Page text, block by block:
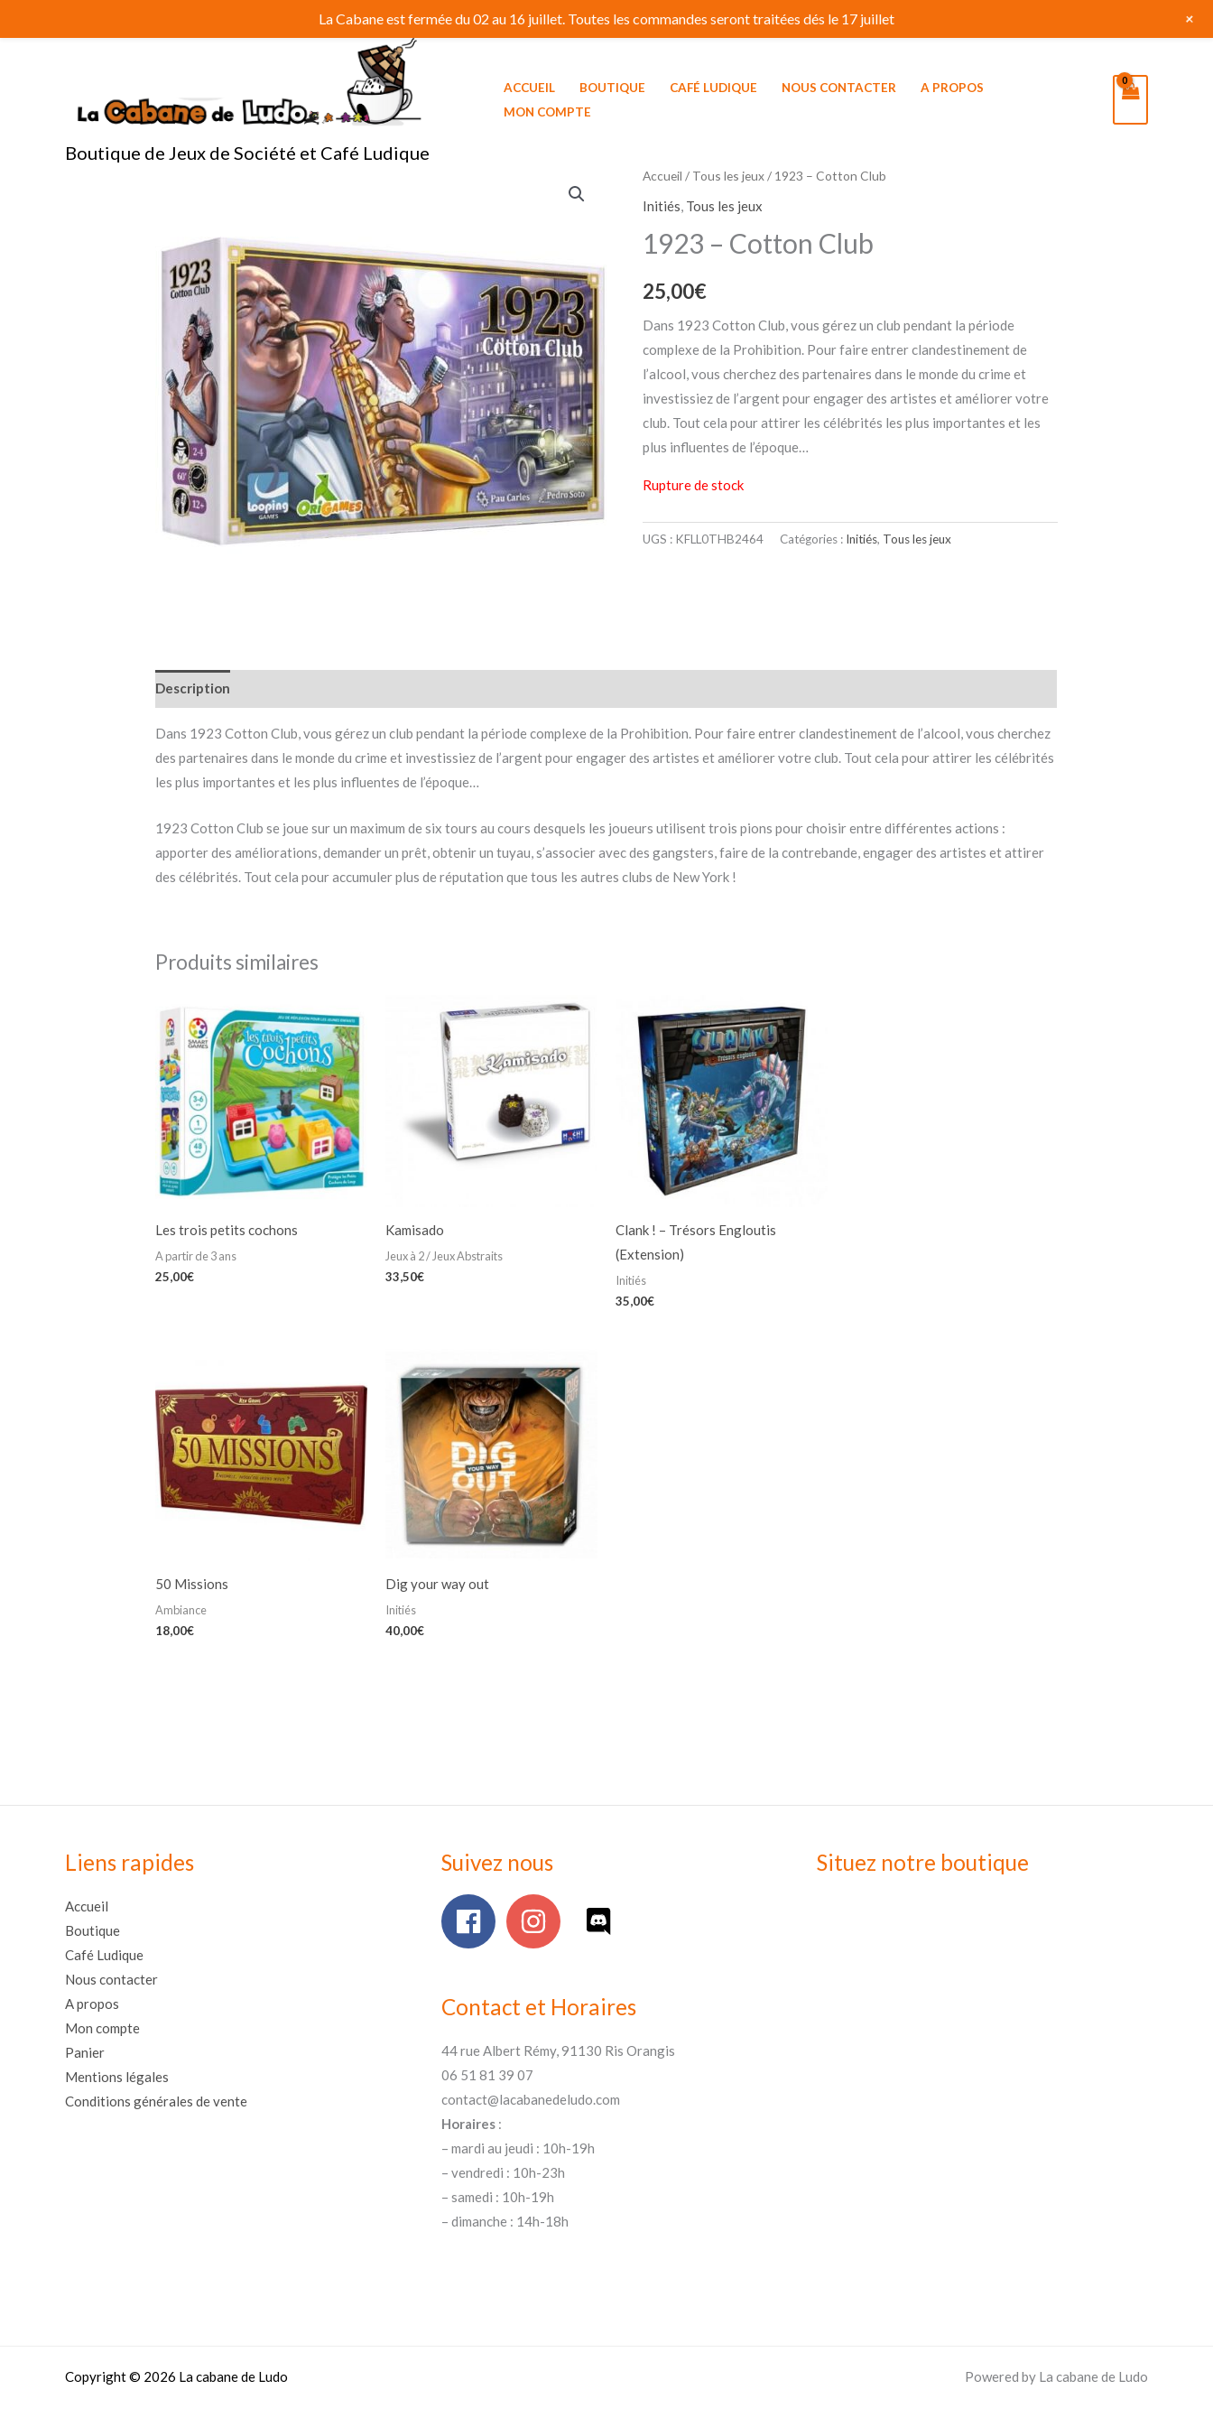
au
Boutique de Jeux de Société et Café Ludique
ACCUEIL BOUTIQUE CAFÉ LUDIQUE NOUS CONTACTER
A PROPOS
MON COMPTE
Accueil / Tous les jeux/ 1923 – Cotton Club
Initiés, Tous les jeux
1923 – Cotton Club
25,00€
Dans 1923 Cotton Club, vous gérez un club pendant la période
complexe de la Prohibition. Pour faire entrer clandestinement de
l’alcool, vous cherchez des partenaires dans le monde du crime et
investissiez de l’argent pour engager des artistes et améliorer votre
club. Tout cela pour attirer les célébrités les plus importantes et les
plus influentes de l’époque…
Rupture de stock
UGS : KFLL0THB2464 Catégories : Initiés, Tous les jeux
Description
Dans 1923 Cotton Club, vous gérez un club pendant la période complexe de la Prohibition. Pour faire entrer clandestinement de l’alcool, vous cherchez
des partenaires dans le monde du crime et investissiez de l’argent pour engager des artistes et améliorer votre club. Tout cela pour attirer les célébrités
les plus importantes et les plus influentes de l’époque…
1923 Cotton Club se joue sur un maximum de six tours au cours desquels les joueurs utilisent trois pions pour choisir entre différentes actions :
apporter des améliorations, demander un prêt, obtenir un tuyau, s’associer avec des gangsters, faire de la contrebande, engager des artistes et attirer
des célébrités. Tout cela pour accumuler plus de réputation que tous les autres clubs de New York !
Produits similaires
Les trois petits cochons
A partir de 3 ans
25,00€
Kamisado
Jeux à 2 / Jeux Abstraits
33,50€
Clank ! – Trésors Engloutis
(Extension)
Initiés
35,00€
50 Missions
Ambiance
18,00€
Dig your way out
Initiés
40,00€
Liens rapides
Accueil
Boutique
Café Ludique
Nous contacter
A propos
Mon compte
Panier
Mentions légales
Conditions générales de vente
Suivez nous
Contact et Horaires
44 rue Albert Rémy, 91130 Ris Orangis
06 51 81 39 07
contact@lacabanedeludo.com
Horaires:
– mardi au jeudi : 10h-19h
– vendredi : 10h-23h
– samedi : 10h-19h
– dimanche : 14h-18h
Situez notre boutique
Copyright © 2026 La cabane de Ludo Powered by La cabane de Ludo
La Cabane est fermée du 02 au 16 juillet. Toutes les commandes seront traitées dés le 17 juillet +